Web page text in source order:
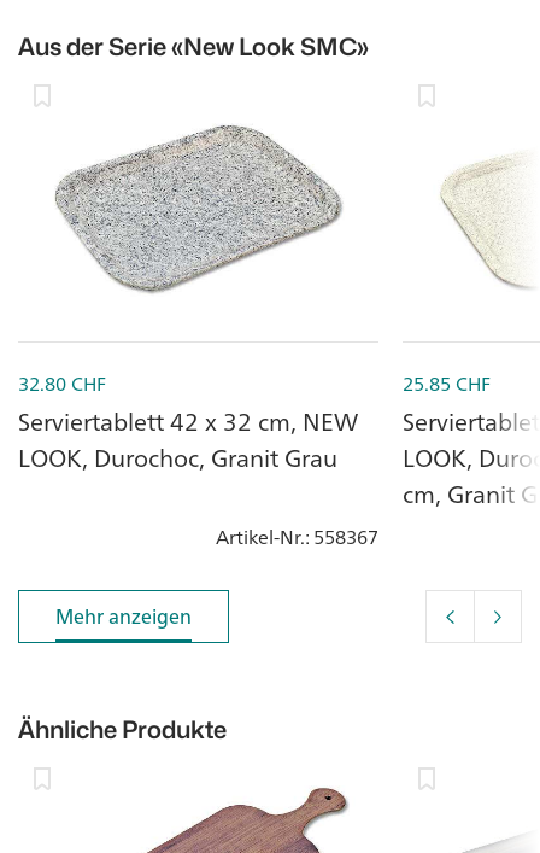
Aus der Serie«New Look SMC»
32.80CHF
Serviertablett 42 x 32 cm, NEW
LOOK, Durochoc, Granit Grau
Artikel-Nr.: 558367
25.85 CHF
LOOK,
cm, Granit
Mehr anzeigen
Mehr anzeigen
Ähnliche Produkte